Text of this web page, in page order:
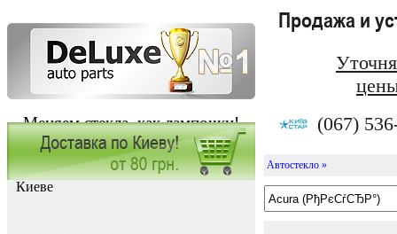
Меняем стекла, как лампочки!
Продажа и
(067)
Заказать установку автостекла в
Киеве
Автостекло »